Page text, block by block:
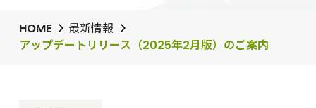
HOME
最新情報
アップデートリリース（2025年2月版）のご案内